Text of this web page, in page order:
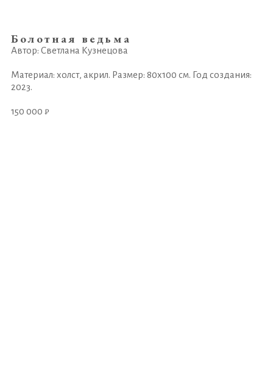
Болотная ведьма
Автор: Светлана Кузнецова
Материал: холст, акрил. Размер: 80х100 см. Год создания:
2023.
150 000 ₽